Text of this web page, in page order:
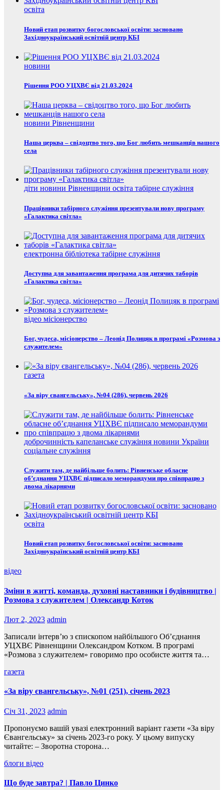
освіта
Новий етап розвитку богословської освіти: засновано
Західноукраїнський освітній центр КБІ
новини
Рішення РОО УЦХВЄ від 21.03.2024
новини Рівненщини
Наша церква – свідоцтво того, що Бог любить мешканців нашого
села
діти новини Рівненщини освіта табірне служіння
Працівники табірного служіння презентували нову програму
«Галактика світла»
електронна бібліотека табірне служіння
Доступна для завантаження програма для дитячих таборів
«Галактика світла»
відео місіонерство
Бог, чудеса, місіонерство – Леонід Полицяк в програмі «Розмова з
служителем»
газета
«За віру євангельську», №04 (286), червень 2026
доброчинність капеланське служіння новини України
соціальне служіння
Служити там, де найбільше болить: Рівненське обласне
об’єднання УЦХВЄ підписало меморандуми про співпрацю з
двома лікарнями
освіта
Новий етап розвитку богословської освіти: засновано
Західноукраїнський освітній центр КБІ
відео
Зміни в житті, команда, духовні наставники і будівництво |
Розмова з служителем | Олександр Коток
Лют 2, 2023 admin
Записали інтерв’ю з єпископом найбільшого Об’єднання
УЦХВЄ Рівненщини Олександром Котком. В програмі
«Розмова з служителем» говоримо про особисте життя та…
газета
«За віру євангельську», №01 (251), січень 2023
Січ 31, 2023 admin
Пропонуємо вашій увазі електронний варіант газети «За віру
Євангельську» за січень 2023-го року. У цьому випуску
читайте: – Зворотна сторона…
блоги відео
Що буде завтра? | Павло Цинко